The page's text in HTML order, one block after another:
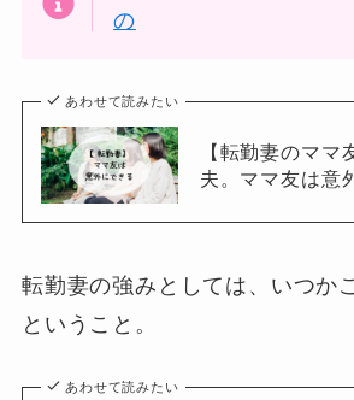
の
あわせて読みたい
【転勤妻のママ
夫。ママ友は意
転勤妻の強みとしては、いつか
ということ。
あわせて読みたい